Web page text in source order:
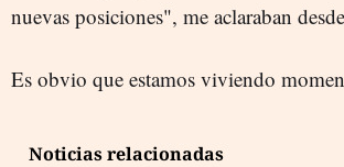
nuevas posiciones", me aclaraban
Es obvio que estamos viviendo
Noticias relacionadas